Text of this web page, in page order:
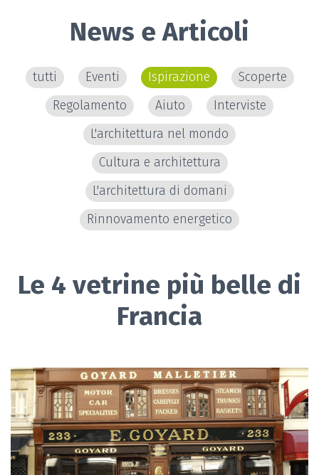
News e Articoli
tutti Eventi Ispirazione
Scoperte
Regolamento
Aiuto
Interviste
L'architettura nel mondo
Cultura e architettura
L'architettura di domani
Rinnovamento energetico
Le 4 vetrine più belle di
Francia